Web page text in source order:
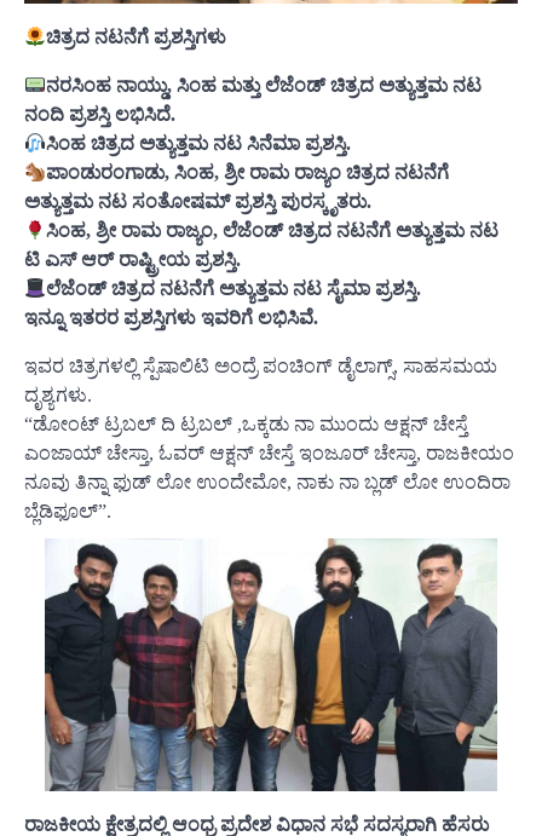
ಚಿತ್ರದ ನಟನೆಗೆ ಪ್ರಶಸ್ತಿಗಳು
ನರಸಿಂಹ ನಾಯ್ಡು, ಸಿಂಹ ಮತ್ತು ಲೆಜೆಂಡ್ ಚಿತ್ರದ ಅತ್ಯುತ್ತಮ ನಟ
ನಂದಿ ಪ್ರಶಸ್ತಿ ಲಭಿಸಿದೆ.
ಸಿಂಹ ಚಿತ್ರದ ಅತ್ಯುತ್ತಮ ನಟ ಸಿನೆಮಾ ಪ್ರಶಸ್ತಿ.
ಪಾಂಡುರಂಗಾಡು, ಸಿಂಹ, ಶ್ರೀ ರಾಮ ರಾಜ್ಯಂ ಚಿತ್ರದ ನಟನೆಗೆ
ಅತ್ಯುತ್ತಮ ನಟ ಸಂತೋಷಮ್ ಪ್ರಶಸ್ತಿ ಪುರಸ್ಕೃತರು.
ಸಿಂಹ, ಶ್ರೀ ರಾಮ ರಾಜ್ಯಂ, ಲೆಜೆಂಡ್ ಚಿತ್ರದ ನಟನೆಗೆ ಅತ್ಯುತ್ತಮ ನಟ
ಟಿ ಎಸ್ ಆರ್ ರಾಷ್ಟ್ರೀಯ ಪ್ರಶಸ್ತಿ.
ಲೆಜೆಂಡ್ ಚಿತ್ರದ ನಟನೆಗೆ ಅತ್ಯುತ್ತಮ ನಟ ಸೈಮಾ ಪ್ರಶಸ್ತಿ.
ಇನ್ನೂ ಇತರರ ಪ್ರಶಸ್ತಿಗಳು ಇವರಿಗೆ ಲಭಿಸಿವೆ.
ಇವರ ಚಿತ್ರಗಳಲ್ಲಿ ಸ್ಪೆಷಾಲಿಟಿ ಅಂದ್ರೆ ಪಂಚಿಂಗ್ ಡೈಲಾಗ್ಸ್, ಸಾಹಸಮಯ
ದೃಶ್ಯಗಳು.
“ಡೋಂಟ್ ಟ್ರಬಲ್ ದಿ ಟ್ರಬಲ್ ,ಒಕ್ಕಡು ನಾ ಮುಂದು ಆಕ್ಷನ್ ಚೇಸ್ತೆ
ಎಂಜಾಯ್ ಚೇಸ್ತಾ, ಓವರ್ ಆಕ್ಷನ್ ಚೇಸ್ತೆ ಇಂಜೂರ್ ಚೇಸ್ತಾ, ರಾಜಕೀಯಂ
ನೂವು ತಿನ್ನಾ ಫುಡ್ ಲೋ ಉಂದೇಮೋ, ನಾಕು ನಾ ಬ್ಲಡ್ ಲೋ ಉಂದಿರಾ
ಬ್ಲೆಡಿಫೂಲ್”.
ರಾಜಕೀಯ ಕ್ಷೇತ್ರದಲ್ಲಿ ಆಂಧ್ರ ಪ್ರದೇಶ ವಿಧಾನ ಸಭೆ ಸದಸ್ಯರಾಗಿ ಹೆಸರು